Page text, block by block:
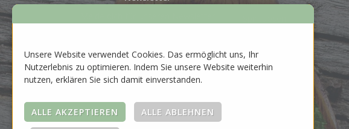
ZUR ANMELDUNG Neuheiten
Unsere Website verwendet Cookies. Das ermöglicht uns, Ihr
Nutzerlebnis zu optimieren. Indem Sie unsere Website weiterhin
nutzen, erklären Sie sich damit einverstanden.